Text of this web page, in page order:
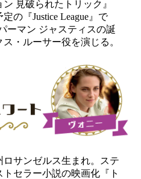
見破られたトリック』
の『Justice League』で
ーマン ジャスティスの誕
・ルーサー役を演じる。
ロサンゼルス生まれ。ステ
セラー小説の映画化『ト